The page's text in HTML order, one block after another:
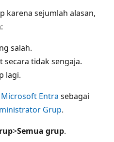
karena sejumlah alasan,
salah.
tidak sengaja.
lagi.
Entra sebagai
Grup.
>Semua grup.